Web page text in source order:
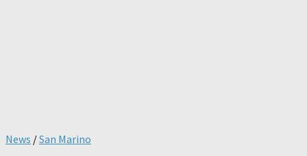
News /San Marino